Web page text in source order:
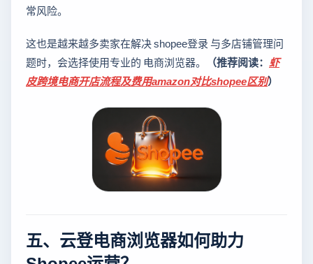
常风险。
这也是越来越多卖家在解决 shopee登录 与多店铺管理问
题时，会选择使用专业的 电商浏览器。
（推荐阅读： 虾
皮跨境电商开店流程及费用amazon对比shopee区别）
五、云登电商浏览器如何助力